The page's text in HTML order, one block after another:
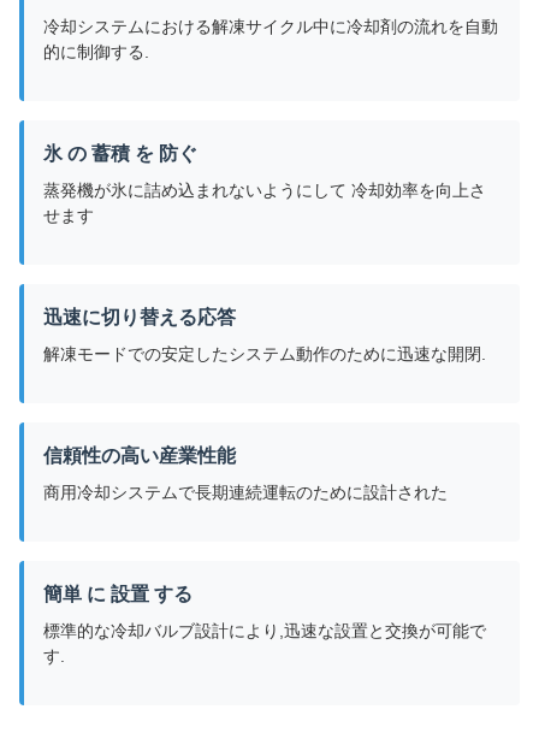
冷却システムにおける解凍サイクル中に冷却剤の流れを自動
的に制御する.
氷 の 蓄積 を 防ぐ
蒸発機が氷に詰め込まれないようにして 冷却効率を向上さ
せます
迅速に切り替える応答
解凍モードでの安定したシステム動作のために迅速な開閉.
信頼性の高い産業性能
商用冷却システムで長期連続運転のために設計された
簡単 に 設置 する
標準的な冷却バルブ設計により,迅速な設置と交換が可能で
す.